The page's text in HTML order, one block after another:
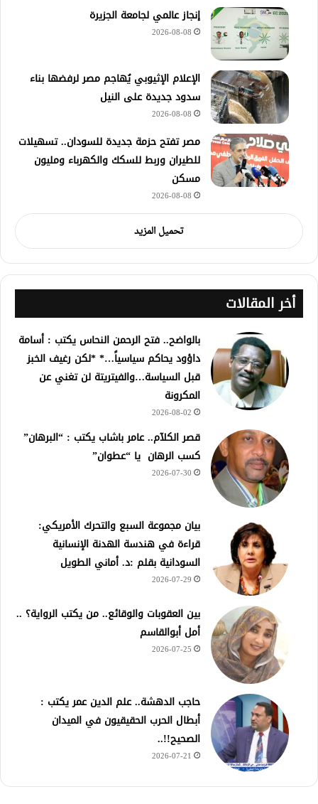
إنجاز عالمي لجامعة الجزيرة
2026-08-08
الإعلام الإثيوبي يُهاجم مصر لرفضها بناء
سدود جديدة على النيل
2026-08-08
مصر تفتح حزمة جديدة للسودان.. تسهيلات
للطيران وربط للسكك والكهرباء ومليون
مسكن
2026-08-08
تحميل المزيد
أخر المقالات
بالواضح.. فتح الرحمن النحاس يكتب : أسامة
داؤود يحاكم سياسياً…* *لكن رغيف الخبز
قبل السياسة…والفيتريتة لن تغني عن
المكرونة
2026-08-02
قصر الكلآم.. عامر باشاب يكتب : “البرهان”
كسب الرهان يا “عطوان”
2026-07-30
بيان مجموعة السبع والتحرك الأمريكي:
قراءة في هندسة الهدنة الإنسانية
السودانية بقلم :د. أماني الطويل
2026-07-29
بين العقوبات والوقائع.. من يكتب الرواية؟ ..
أمل أبوالقاسم
2026-07-25
حاجب الدهشة.. علم الدين عمر يكتب :
أبطال الحرب الحقيقيون في الميدان
الصحيح!!..
2026-07-21